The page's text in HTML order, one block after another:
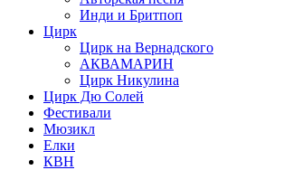
Инди и Бритпоп
Цирк
Цирк на Вернадского
АКВАМАРИН
Цирк Никулина
Цирк Дю Солей
Фестивали
Мюзикл
Елки
КВН